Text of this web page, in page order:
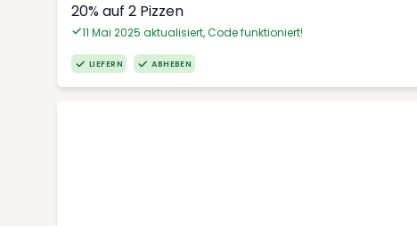
20% auf 2 Pizzen
11 Mai 2025 aktualisiert, Code funktioniert!
LIEFERN ABHEBEN